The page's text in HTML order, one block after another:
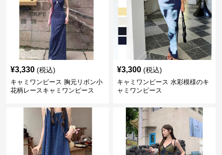
¥3,330 (税込)
キャミワンピース 胸元リボン小
花柄レースキャミワンピース
¥3,300 (税込)
キャミワンピース 水彩模様のキ
ャミワンピース